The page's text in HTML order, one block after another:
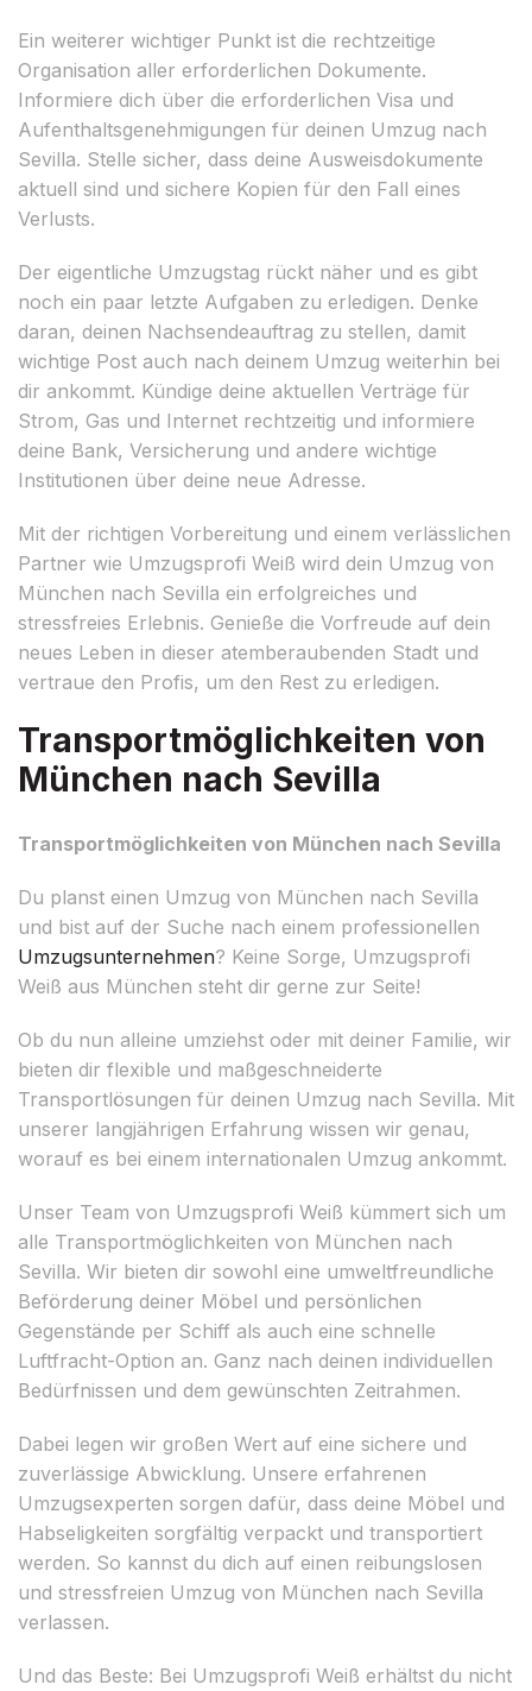
Ein weiterer wichtiger Punkt ist die rechtzeitige
Organisation aller erforderlichen Dokumente.
Informiere dich über die erforderlichen Visa und
Aufenthaltsgenehmigungen für deinen Umzug nach
Sevilla. Stelle sicher, dass deine Ausweisdokumente
aktuell sind und sichere Kopien für den Fall eines
Verlusts.
Der eigentliche Umzugstag rückt näher und es gibt
noch ein paar letzte Aufgaben zu erledigen. Denke
daran, deinen Nachsendeauftrag zu stellen, damit
wichtige Post auch nach deinem Umzug weiterhin bei
dir ankommt. Kündige deine aktuellen Verträge für
Strom, Gas und Internet rechtzeitig und informiere
deine Bank, Versicherung und andere wichtige
Institutionen über deine neue Adresse.
Mit der richtigen Vorbereitung und einem verlässlichen
Partner wie Umzugsprofi Weiß wird dein Umzug von
München nach Sevilla ein erfolgreiches und
stressfreies Erlebnis. Genieße die Vorfreude auf dein
neues Leben in dieser atemberaubenden Stadt und
vertraue den Profis, um den Rest zu erledigen.
Transportmöglichkeiten von
München nach Sevilla
Transportmöglichkeiten von München nach Sevilla
Du planst einen Umzug von München nach Sevilla
und bist auf der Suche nach einem professionellen
Umzugsunternehmen? Keine Sorge, Umzugsprofi
Weiß aus München steht dir gerne zur Seite!
Ob du nun alleine umziehst oder mit deiner Familie, wir
bieten dir flexible und maßgeschneiderte
Transportlösungen für deinen Umzug nach Sevilla. Mit
unserer langjährigen Erfahrung wissen wir genau,
worauf es bei einem internationalen Umzug ankommt.
Unser Team von Umzugsprofi Weiß kümmert sich um
alle Transportmöglichkeiten von München nach
Sevilla. Wir bieten dir sowohl eine umweltfreundliche
Beförderung deiner Möbel und persönlichen
Gegenstände per Schiff als auch eine schnelle
Luftfracht-Option an. Ganz nach deinen individuellen
Bedürfnissen und dem gewünschten Zeitrahmen.
Dabei legen wir großen Wert auf eine sichere und
zuverlässige Abwicklung. Unsere erfahrenen
Umzugsexperten sorgen dafür, dass deine Möbel und
Habseligkeiten sorgfältig verpackt und transportiert
werden. So kannst du dich auf einen reibungslosen
und stressfreien Umzug von München nach Sevilla
verlassen.
Und das Beste: Bei Umzugsprofi Weiß erhältst du nicht